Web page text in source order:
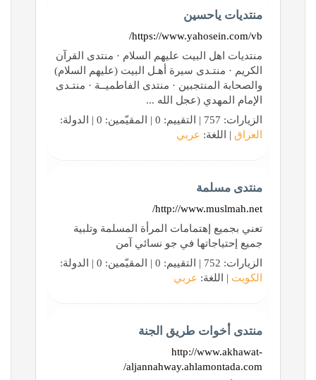
منتديات ياحسين
https://www.yahosein.com/vb/
منتديات اهل البيت عليهم السلام · منتدى القرآن
الكريم · منتـدى سيرة أهـل البيت (عليهم السلام)
والصحابة المنتجبين · منتدى الفاطميــة · منتـدى
الإمام المهدي (عجل الله ...
الزيارات: 757 | التقييم: 0 | المقيّمين: 0 | الدولة:
العراق | اللغة: عربي
منتدى مسلمة
http://www.muslmah.net/
تعني بجميع إهتمامات المرأة المسلمة وتلبية
جميع إحتياجاتها في جو نسائي آمن
الزيارات: 752 | التقييم: 0 | المقيّمين: 0 | الدولة:
الكويت | اللغة: عربي
منتدى أخوات طريق الجنة
http://www.akhawat-
aljannahway.ahlamontada.com/